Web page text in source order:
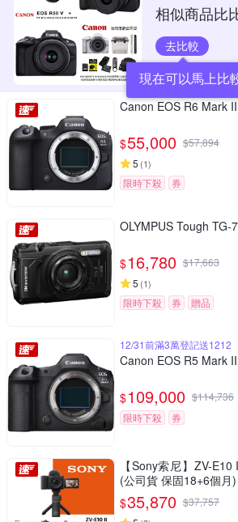
相似商品比
去比較
現在可以馬上比
Canon EOS R6 Mark
$55,000 $57,894
5 (1)
限時下殺 券
OLYMPUS Tough TG-
$16,780 $17,663
5 (1)
限時下殺 券 贈品
12/31前滿3萬登記送1212
Canon EOS R5 Mark
$109,000 $114,736
限時下殺
券
【Sony索尼】ZV-
(公司貨 保固18+6個月)
$35,870 $37,757